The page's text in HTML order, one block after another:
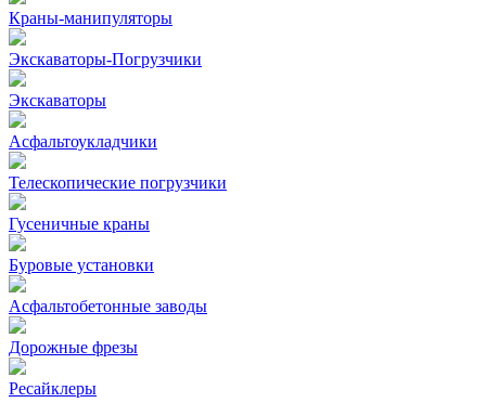
Краны-манипуляторы
Экскаваторы-Погрузчики
Экскаваторы
Асфальтоукладчики
Телескопические погрузчики
Гусеничные краны
Буровые установки
Асфальтобетонные заводы
Дорожные фрезы
Ресайклеры